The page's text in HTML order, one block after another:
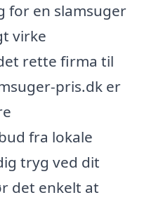
for en slamsuger
virke
rette firma til
pris.dk er
fra lokale
tryg ved dit
det enkelt at